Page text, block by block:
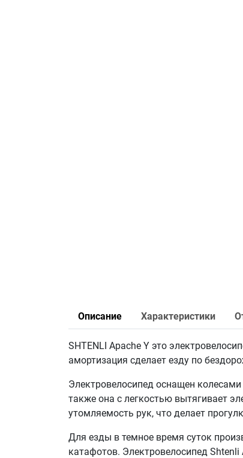
Описание Характеристики
SHTENLI Apache Y это
амортизация сделает езду по
Электровелосипед оснащен
также она с легкостью вытягивает
утомляемость рук, что делает
Для езды в темное время суток
катафотов. Электровелосипед